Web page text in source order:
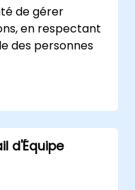
de gérer
en respectant
des personnes
les
des méthodes
et leur
plus
d'Équipe